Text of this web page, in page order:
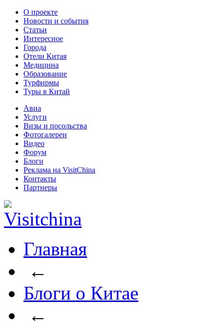
О проекте
Новости и события
Статьи
Интересное
Города
Отели Китая
Медицина
Образование
Турфирмы
Туры в Китай
Авиа
Услуги
Визы и посольства
Фотогалереи
Видео
Форум
Блоги
Реклама на VisitChina
Контакты
Партнеры
Главная
←
Блоги о Китае
←